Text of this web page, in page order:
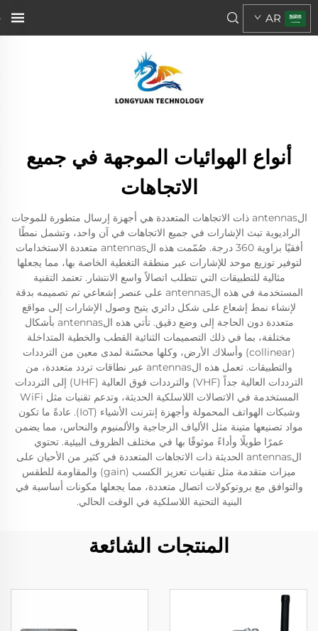
AR
أنواع الهوائيات الموجهة في جميع
الاتجاهات
الantennas ذات الاتجاهات المتعددة هي أجهزة إرسال متطورة للموجات
الراديوية تبث الإشارات في جميع الاتجاهات في آن واحد، وتشمل نمطًا
أفقيًا بزاوية 360 درجة. صُمّمت هذه الantennas متعددة الاستخدامات
لتوفير توزيع موحد للإشارات عبر منطقة التغطية الخاصة بها، مما يجعلها
مثالية للتطبيقات التي تتطلب اتصالاً واسع الانتشار. تعتمد التقنية
المستخدمة في هذه الantennas على عنصر إشعاعي تم تصميمه بدقة
لإنشاء نمط إشعاع على شكل دائري يتيح وصول الإشارات إلى مواقع
متعددة دون الحاجة إلى وضع دقيق. تأتي هذه الantennas بأشكال
مختلفة، بما في ذلك التصميمات الثنائية القطب والخطية المتداخلة
(collinear) وأسلاك الأرض، وكلها محسّنة لمدى معين من الترددات
والتطبيقات. تعمل هذه الantennas عبر نطاقات تردد متعددة، من
الترددات العالية جداً (VHF) والترددات فوق العالية (UHF) إلى الترددات
المستخدمة في الاتصالات اللاسلكية الحديثة، وتدعم تقنيات مثل WiFi
وشبكات الهواتف المحمولة وأجهزة إنترنت الأشياء (IoT). عادةً ما تكون
مواد تصنيعها متينة مثل الألياف الزجاجية والألمنيوم والنحاس، مما يضمن
عمرًا طويلًا وأداءً موثوقًا بها في مختلف الظروف البيئية. تحتوي
الantennas الحديثة ذات الاتجاهات المتعددة في كثير من الأحيان على
ميزات متقدمة مثل تقنيات تعزيز الكسب (gain) والمقاومة للطقس
والتوافق مع بروتوكولات اتصال متعددة، مما يجعلها مكونات أساسية في
البنية التحتية اللاسلكية في الوقت الحالي.
المنتجات الشائعة